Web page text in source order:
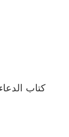
كتاب